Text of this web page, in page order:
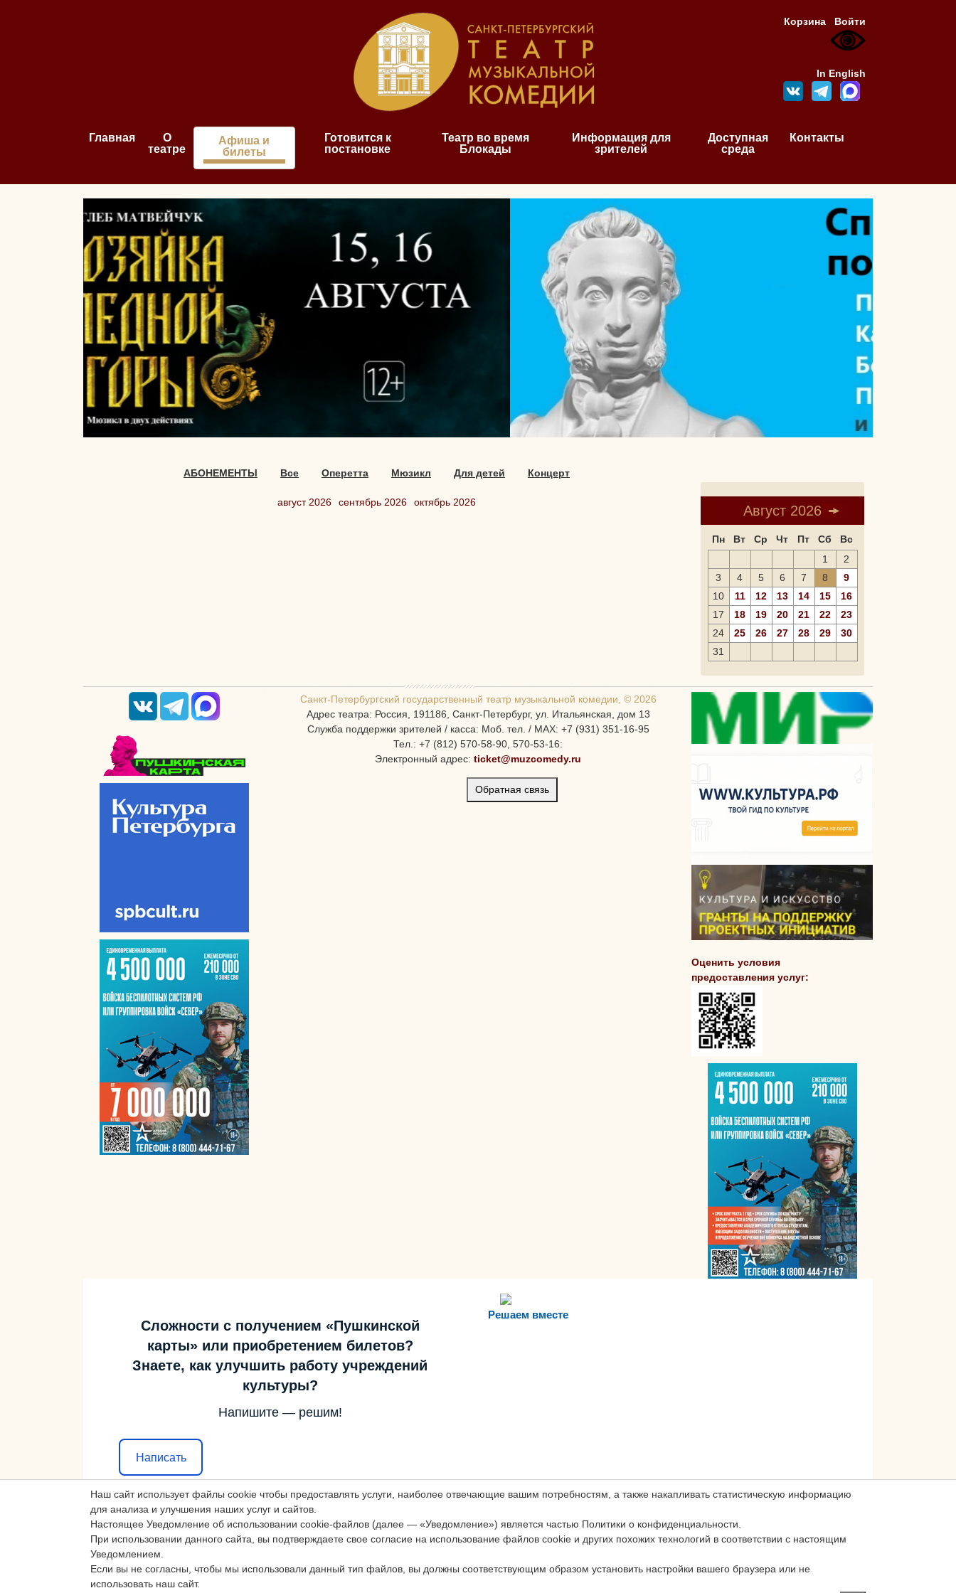
Наш сайт использует файлы cookie чтобы предоставлять услуги, наиболее отвечающие вашим потребностям, а также накапливать статистическую информацию
для анализа и улучшения наших услуг и сайтов.
Настоящее Уведомление об использовании cookie-файлов (далее — «Уведомление») является частью Политики о конфиденциальности.
При использовании данного сайта, вы подтверждаете свое согласие на использование файлов cookie и других похожих технологий в соответствии с настоящим
Уведомлением.
Если вы не согласны, чтобы мы использовали данный тип файлов, вы должны соответствующим образом установить настройки вашего браузера или не
использовать наш сайт.
Корзина Войти
In English
Главная
О
театре
Афиша и
билеты
Готовится к
постановке
Театр во время
Блокады
Информация для
зрителей
Доступная
среда
Контакты
АБОНЕМЕНТЫ Все Оперетта Мюзикл Для детей Концерт
август 2026 сентябрь 2026 октябрь 2026
Август 2026
Пн Вт Ср Чт Пт Сб
Вс
1
2
3
4 5 6 7 8
9
10
11 12 13 14 15
16
17
18 19 20 21 22
23
24
25 26 27 28 29
30
31
Санкт-Петербургcкий государственный театр музыкальной комедии, © 2026
Адрес театра: Россия, 191186, Санкт-Петербург, ул. Итальянская, дом 13
Служба поддержки зрителей / касса: Моб. тел. / MAX: +7 (931) 351-16-95
Тел.: +7 (812) 570-58-90, 570-53-16:
Электронный адрес: ticket@muzcomedy.ru
Обратная связь
Оценить условия
предоставления услуг:
Решаем вместе
Сложности с получением «Пушкинской
карты» или приобретением билетов?
Знаете, как улучшить работу учреждений
культуры?
Напишите — решим!
Написать